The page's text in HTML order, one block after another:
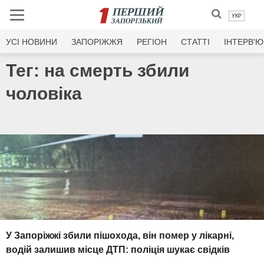
УКР
УСI НОВИНИ ЗАПОРІЖЖЯ РЕГІОН СТАТТІ ІНТЕРВ'Ю
Тег: на смерть збили
чоловіка
У Запоріжжі збили пішохода, він помер у лікарні,
водій залишив місце ДТП: поліція шукає свідків